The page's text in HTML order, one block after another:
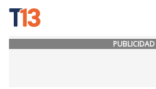
PUBLICIDAD